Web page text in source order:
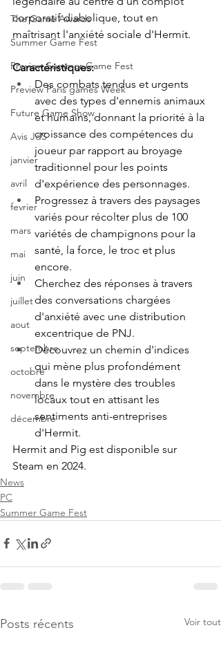
The Game Awards
Summer Game Fest
Preview Summer Game Fest
Preview Paris games Week
Future Game Show
Avis JdS
janvier
avril
fevrier
mars
mai
juin
juillet
aout
septembre
octobre
novembre
décembre
corporatif diabolique, tout en
maîtrisant l'anxiété sociale d'Hermit.
Caractéristiques:
Des combats tendus et urgents
avec des types d'ennemis animaux
et humains, donnant la priorité à la
croissance des compétences du
joueur par rapport au broyage
traditionnel pour les points
d'expérience des personnages.
Progressez à travers des paysages
variés pour récolter plus de 100
variétés de champignons pour la
santé, la force, le troc et plus
encore.
Cherchez des réponses à travers
des conversations chargées
d'anxiété avec une distribution
excentrique de PNJ.
Découvrez un chemin d'indices
qui mène plus profondément
dans le mystère des troubles
locaux tout en attisant les
sentiments anti-entreprises
d'Hermit.
Hermit and Pig est disponible sur
Steam en 2024.
News
PC
Summer Game Fest
Posts récents Voir tout